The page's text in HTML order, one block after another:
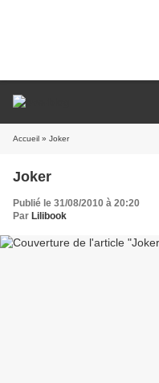
Accueil » Joker
Joker
Publié le 31/08/2010 à 20:20
Par Lilibook